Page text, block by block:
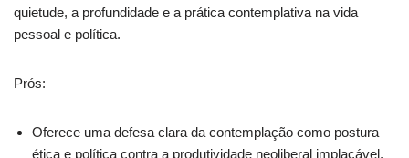
quietude, a profundidade e a prática contemplativa na vida
pessoal e política.
Prós:
Oferece uma defesa clara da contemplação como postura
ética e política contra a produtividade neoliberal implacável.